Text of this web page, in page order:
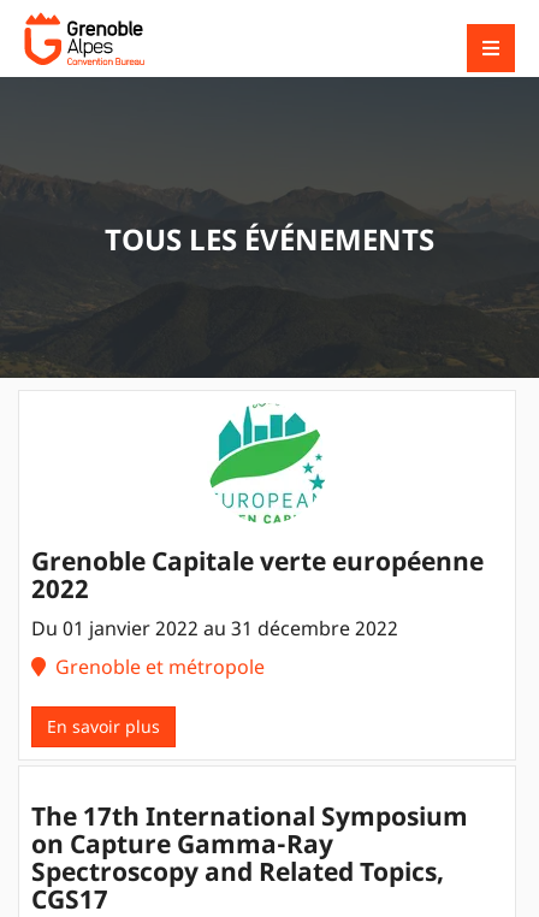
TOUS LES ÉVÉNEMENTS
Grenoble Capitale verte européenne
2022
Du 01 janvier 2022 au 31 décembre 2022
Grenoble et métropole
En savoir plus
The 17th International Symposium
on Capture Gamma-Ray
Spectroscopy and Related Topics,
CGS17